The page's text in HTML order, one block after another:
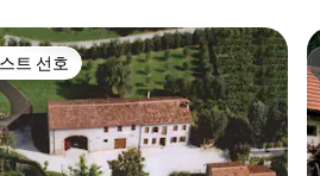
스트 선호
트 선호